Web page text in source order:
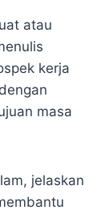
atau
kerja
masa
jelaskan